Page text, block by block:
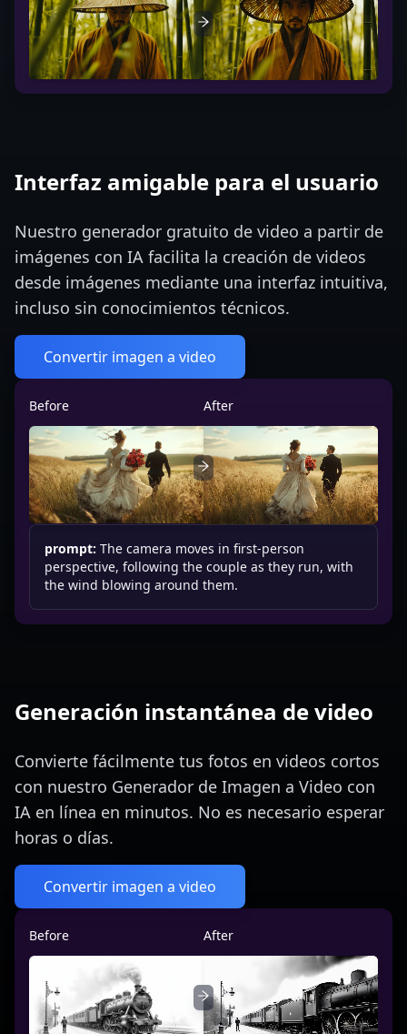
Interfaz amigable para el usuario
Nuestro generador gratuito de video a partir de
imágenes con IA facilita la creación de videos
desde imágenes mediante una interfaz intuitiva,
incluso sin conocimientos técnicos.
Convertir imagen a video
Before After
prompt: The camera moves in first-person
perspective, following the couple as they run, with
the wind blowing around them.
Generación instantánea de video
Convierte fácilmente tus fotos en videos cortos
con nuestro Generador de Imagen a Video con
IA en línea en minutos. No es necesario esperar
horas o días.
Convertir imagen a video
Before After